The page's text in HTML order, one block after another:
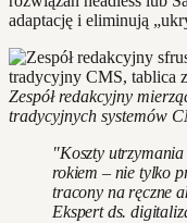
adaptację i eliminują
Zespół redakcyjny
tradycyjnych systemów
"Koszty
rokiem – nie tylko
tracony na ręczne
Ekspert ds.